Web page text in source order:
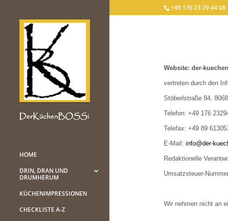
+49 176 23 29 44 08
HOME
DRIN, DRAN UND
DRUMHERUM
KÜCHENIMPRESSIONEN
CHECKLISTE A-Z
Website: der-
vertreten durch den
Stöberlstraße 84,
Telefon: +49 176
Telefax: +49 89
E-Mail: info@der-
Redaktionelle
Umsatzsteuer-
Wir nehmen nicht an